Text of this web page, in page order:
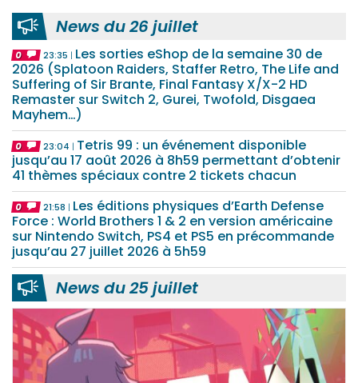
News du 26 juillet
0 23:35
Les sorties eShop de la semaine 30 de
2026 (Splatoon Raiders, Staffer Retro, The Life and
Suffering of Sir Brante, Final Fantasy X/X-2 HD
Remaster sur Switch 2, Gurei, Twofold, Disgaea
Mayhem…)
0 23:04
Tetris 99 : un événement disponible
jusqu’au 17 août 2026 à 8h59 permettant d’obtenir
41 thèmes spéciaux contre 2 tickets chacun
0 21:58
Les éditions physiques d’Earth Defense
Force : World Brothers 1 & 2 en version américaine
sur Nintendo Switch, PS4 et PS5 en précommande
jusqu’au 27 juillet 2026 à 5h59
News du 25 juillet